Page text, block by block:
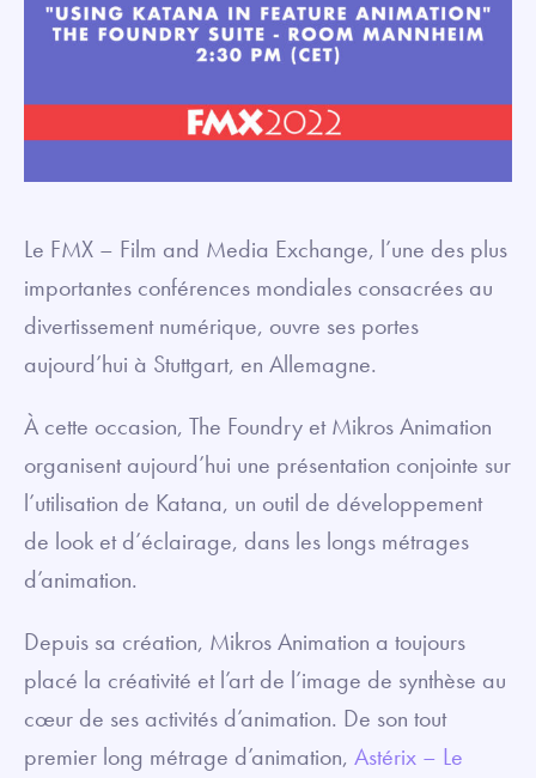
Le FMX – Film and Media Exchange, l’une des plus
importantes conférences mondiales consacrées au
divertissement numérique, ouvre ses portes
aujourd’hui à Stuttgart, en Allemagne.
À cette occasion, The Foundry et Mikros Animation
organisent aujourd’hui une présentation conjointe sur
l’utilisation de Katana, un outil de développement
de look et d’éclairage, dans les longs métrages
d’animation.
Depuis sa création, Mikros Animation a toujours
placé la créativité et l’art de l’image de synthèse au
cœur de ses activités d’animation. De son tout
premier long métrage d’animation, Astérix – Le